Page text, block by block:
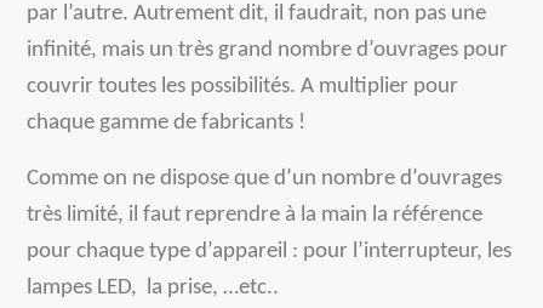
par l’autre. Autrement dit, il faudrait, non pas une
infinité, mais un très grand nombre d’ouvrages pour
couvrir toutes les possibilités. A multiplier pour
chaque gamme de fabricants !
Comme on ne dispose que d’un nombre d’ouvrages
très limité, il faut reprendre à la main la référence
pour chaque type d’appareil : pour l’interrupteur, les
lampes LED, la prise, …etc..